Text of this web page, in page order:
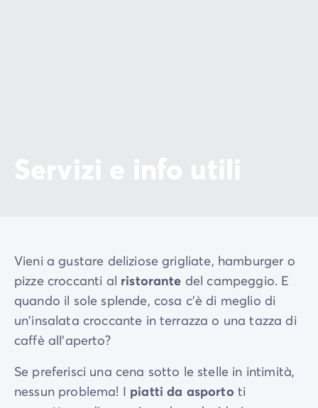
Vieni a gustare deliziose grigliate, hamburger o
pizze croccanti al ristorante del campeggio. E
quando il sole splende, cosa c'è di meglio di
un'insalata croccante in terrazza o una tazza di
caffè all'aperto?
Se preferisci una cena sotto le stelle in intimità,
nessun problema! I piatti da asporto ti